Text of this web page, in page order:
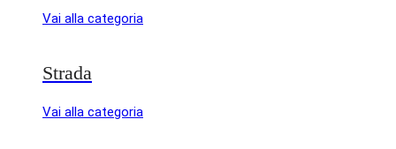
Vai alla categoria
Strada
Vai alla categoria